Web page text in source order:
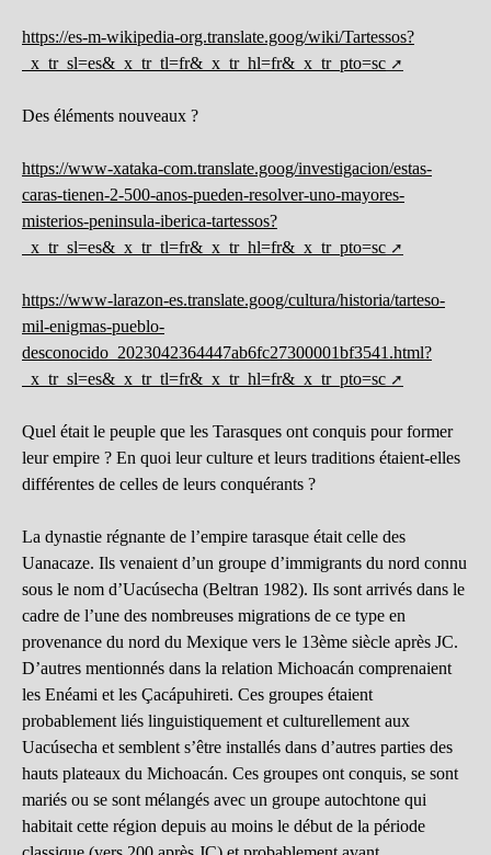
https://es-m-wikipedia-org.translate.goog/wiki/Tartessos?
_x_tr_sl=es&_x_tr_tl=fr&_x_tr_hl=fr&_x_tr_pto=sc
Des éléments nouveaux ?
https://www-xataka-com.translate.goog/investigacion/estas-
caras-tienen-2-500-anos-pueden-resolver-uno-mayores-
misterios-peninsula-iberica-tartessos?
_x_tr_sl=es&_x_tr_tl=fr&_x_tr_hl=fr&_x_tr_pto=sc
https://www-larazon-es.translate.goog/cultura/historia/tarteso-
mil-enigmas-pueblo-
desconocido_2023042364447ab6fc27300001bf3541.html?
_x_tr_sl=es&_x_tr_tl=fr&_x_tr_hl=fr&_x_tr_pto=sc
Quel était le peuple que les Tarasques ont conquis pour former
leur empire ? En quoi leur culture et leurs traditions étaient-elles
différentes de celles de leurs conquérants ?
La dynastie régnante de l’empire tarasque était celle des
Uanacaze. Ils venaient d’un groupe d’immigrants du nord connu
sous le nom d’Uacúsecha (Beltran 1982). Ils sont arrivés dans le
cadre de l’une des nombreuses migrations de ce type en
provenance du nord du Mexique vers le 13ème siècle après JC.
D’autres mentionnés dans la relation Michoacán comprenaient
les Enéami et les Çacápuhireti. Ces groupes étaient
probablement liés linguistiquement et culturellement aux
Uacúsecha et semblent s’être installés dans d’autres parties des
hauts plateaux du Michoacán. Ces groupes ont conquis, se sont
mariés ou se sont mélangés avec un groupe autochtone qui
habitait cette région depuis au moins le début de la période